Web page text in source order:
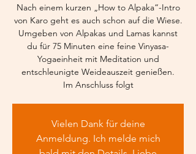
Nach einem kurzen „How to Alpaka“-Intro
von Karo geht es auch schon auf die Wiese.
Umgeben von Alpakas und Lamas kannst
du für 75 Minuten eine feine Vinyasa-
Yogaeinheit mit Meditation und
entschleunigte Weideauszeit genießen.
Im Anschluss folgt
Vielen Dank für deine
Anmeldung. Ich melde mich